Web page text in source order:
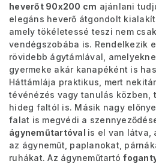
heverőt 90x200 cm ajánlani
elegáns heverő átgondolt
amely tökéletessé teszi nem
vendégszobába is. Rendelkezik
rövidebb ágytámlával,
gyermeke akár kanapéként is
Háttámlája praktikus, mert
tévénézés vagy tanulás közben,
hideg faltól is. Másik nagy
falat is megvédi a
ágyneműtartóval is el van látva,
az ágyneműt, paplanokat,
ruhákat. Az ágyneműtartó